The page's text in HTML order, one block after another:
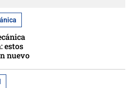
estos
nuevo